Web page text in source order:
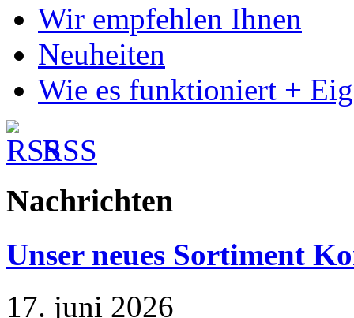
Wir empfehlen Ihnen
Neuheiten
Wie es funktioniert +
RSS
Nachrichten
Unser neues Sortiment
17. juni 2026